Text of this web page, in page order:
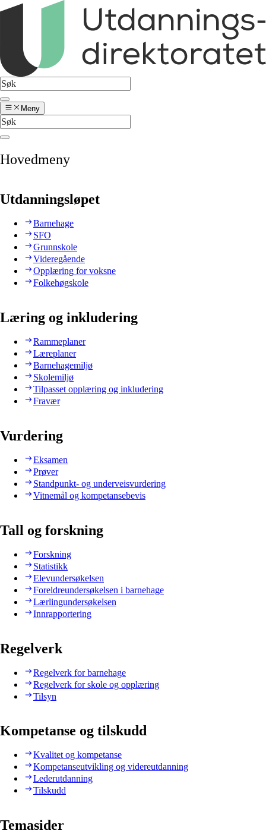
Meny
Hovedmeny
Utdanningsløpet
Barnehage
SFO
Grunnskole
Videregående
Opplæring for voksne
Folkehøgskole
Læring og inkludering
Rammeplaner
Læreplaner
Barnehagemiljø
Skolemiljø
Tilpasset opplæring og inkludering
Fravær
Vurdering
Eksamen
Prøver
Standpunkt- og underveisvurdering
Vitnemål og kompetansebevis
Tall og forskning
Forskning
Statistikk
Elevundersøkelsen
Foreldreundersøkelsen i barnehage
Lærlingundersøkelsen
Innrapportering
Regelverk
Regelverk for barnehage
Regelverk for skole og opplæring
Tilsyn
Kompetanse og tilskudd
Kvalitet og kompetanse
Kompetanseutvikling og videreutdanning
Lederutdanning
Tilskudd
Temasider